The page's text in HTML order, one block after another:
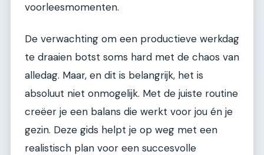
voorleesmomenten.
De verwachting om een productieve werkdag
te draaien botst soms hard met de chaos van
alledag. Maar, en dit is belangrijk, het is
absoluut niet onmogelijk. Met de juiste routine
creëer je een balans die werkt voor jou én je
gezin. Deze gids helpt je op weg met een
realistisch plan voor een succesvolle